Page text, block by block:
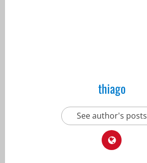
thiago
See author's posts